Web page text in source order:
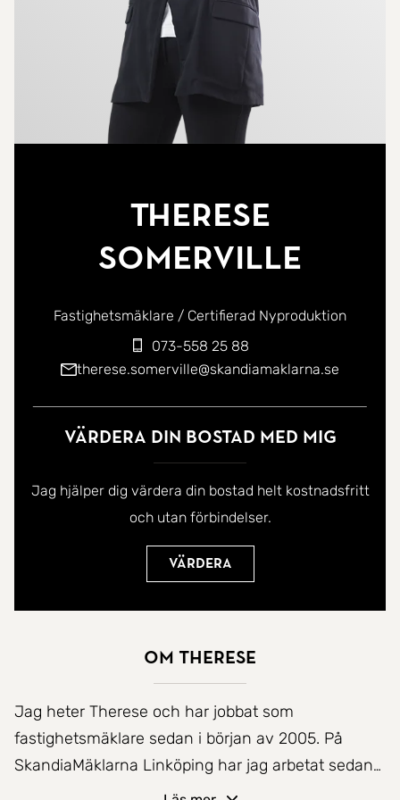
Therese
Somerville
Fastighetsmäklare / Certifierad Nyproduktion
073-558 25 88
therese.somerville@skandiamaklarna.se
Värdera din bostad med mig
Jag hjälper dig värdera din bostad helt kostnadsfritt
och utan förbindelser.
Värdera
Om Therese
Jag heter Therese och har jobbat som
fastighetsmäklare sedan i början av 2005. På
SkandiaMäklarna Linköping har jag arbetat sedan
2007. Jag kan garantera trygghet, effektivitet,